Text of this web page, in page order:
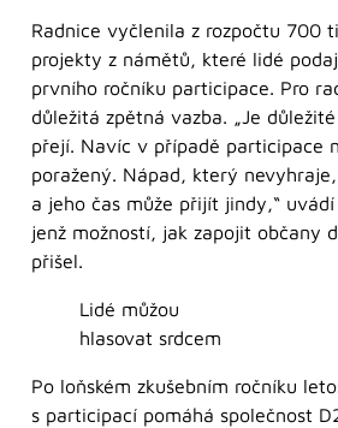
Radnice vyčlenila z rozpočtu 700
projekty z námětů, které lidé
prvního ročníku participace. Pro
důležitá zpětná vazba. „Je
přejí. Navíc v případě participace
poražený. Nápad, který
a jeho čas může přijít jindy,“
jenž možností, jak zapojit občany
přišel.
Lidé můžou
hlasovat srdcem
Po loňském zkušebním ročníku
s participací pomáhá společnost